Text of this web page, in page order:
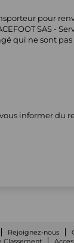
pour
SAS -
qui ne sont pas
informer du
Rejoignez-nous
Classement